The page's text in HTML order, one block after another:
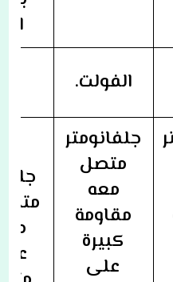
الفولت.
جلفانومتر
متصل
معه
مقاومة
كبيرة
على